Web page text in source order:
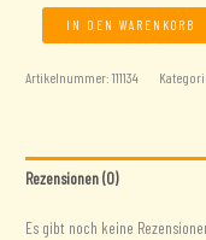
Kupferarmband
Menge
IN DEN WARENKORB
Artikelnummer:111134
Rezensionen (0)
Es gibt noch keine